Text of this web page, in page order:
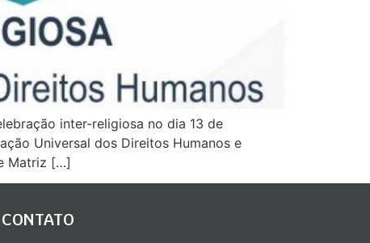
inter-religiosa no dia 13 de
Universal dos Direitos Humanos e
Matriz […]
CONTATO